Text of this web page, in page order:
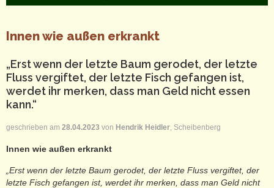
Innen wie außen erkrankt
„Erst wenn der letzte Baum gerodet, der letzte
Fluss vergiftet, der letzte Fisch gefangen ist,
werdet ihr merken, dass man Geld nicht essen
kann.“
geschrieben am 28.04.2023 von Hendrik Heidler, Scheibenberg
Innen wie außen erkrankt
„Erst wenn der letzte Baum gerodet, der letzte Fluss vergiftet, der
letzte Fisch gefangen ist, werdet ihr merken, dass man Geld nicht